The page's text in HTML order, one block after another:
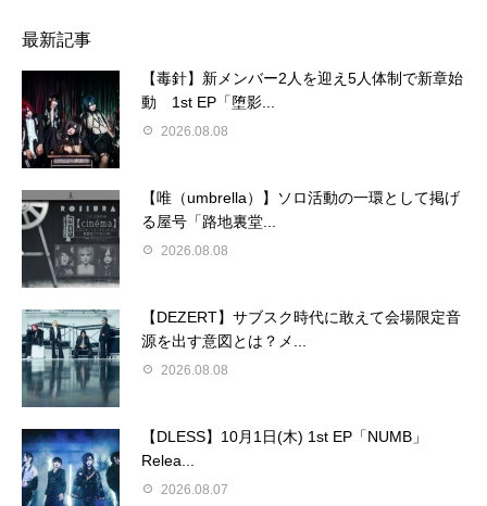
最新記事
【毒針】新メンバー2人を迎え5人体制で新章始
動 1st EP「堕影...
2026.08.08
【唯（umbrella）】ソロ活動の一環として掲げ
る屋号「路地裏堂...
2026.08.08
【DEZERT】サブスク時代に敢えて会場限定音
源を出す意図とは？メ...
2026.08.08
【DLESS】10月1日(木) 1st EP「NUMB」
Relea...
2026.08.07